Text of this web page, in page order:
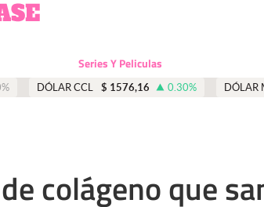
Series Y Peliculas
% DÓLAR CCL $ 1576,16 0.30% DÓLAR
colágeno que